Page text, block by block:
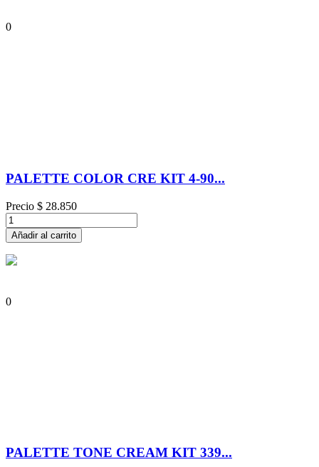
0
PALETTE COLOR CRE KIT 4-90...
Precio $ 28.850
Añadir al carrito
0
PALETTE TONE CREAM KIT 339...